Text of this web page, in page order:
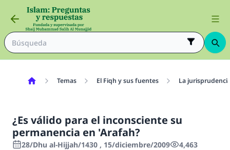
Temas El Fiqh y sus fuentes La
¿Es válido para el inconsciente su
permanencia en 'Arafah?
28/Dhu al-Hijjah/1430 , 15/diciembre/2009 4,463